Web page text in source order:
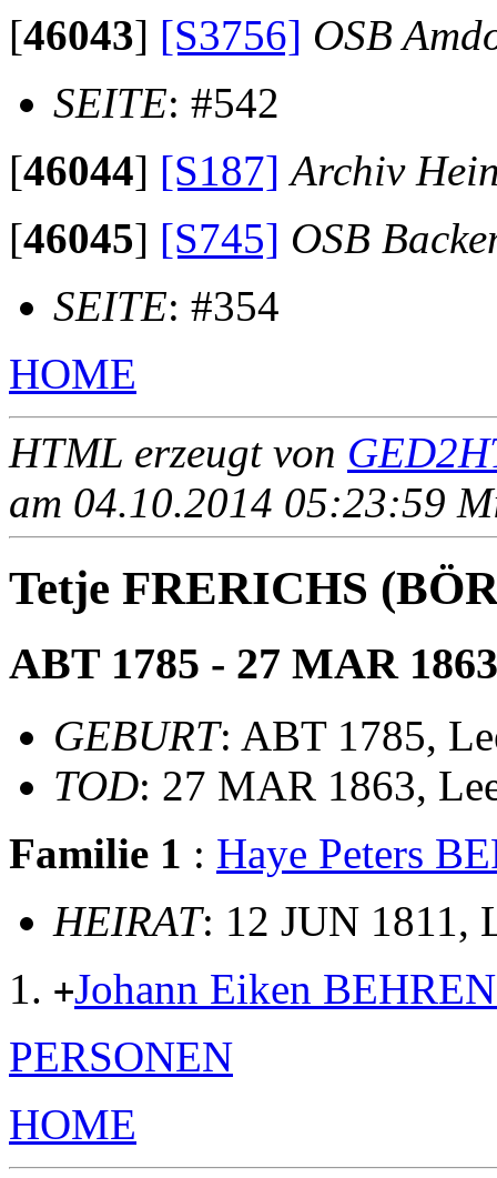
[46043] [S3756] OSB
SEITE: #542
[46044] [S187] Archiv
[46045] [S745] OSB
SEITE: #354
HOME
HTML erzeugt von
am 04.10.2014 05:23:59
Tetje FRERICHS
ABT 1785 - 27 MAR 1863
GEBURT: ABT 1785,
TOD: 27 MAR 1863,
Familie 1 : Haye Peters
HEIRAT: 12 JUN 1811,
+Johann Eiken
PERSONEN
HOME